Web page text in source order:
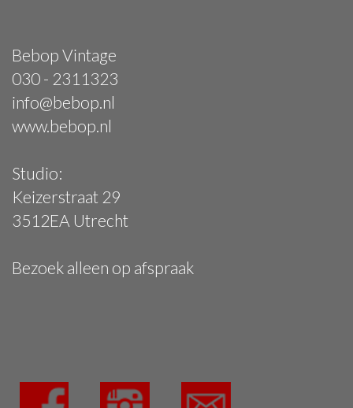
Bebop Vintage
030 - 2311323
info@bebop.nl
www.bebop.nl
Studio:
Keizerstraat 29
3512EA Utrecht
Bezoek alleen op afspraak